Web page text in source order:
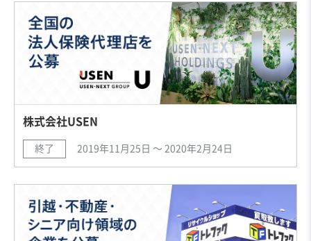
株式会社USEN
終了 2019年11月25日 〜 2020年2月24日